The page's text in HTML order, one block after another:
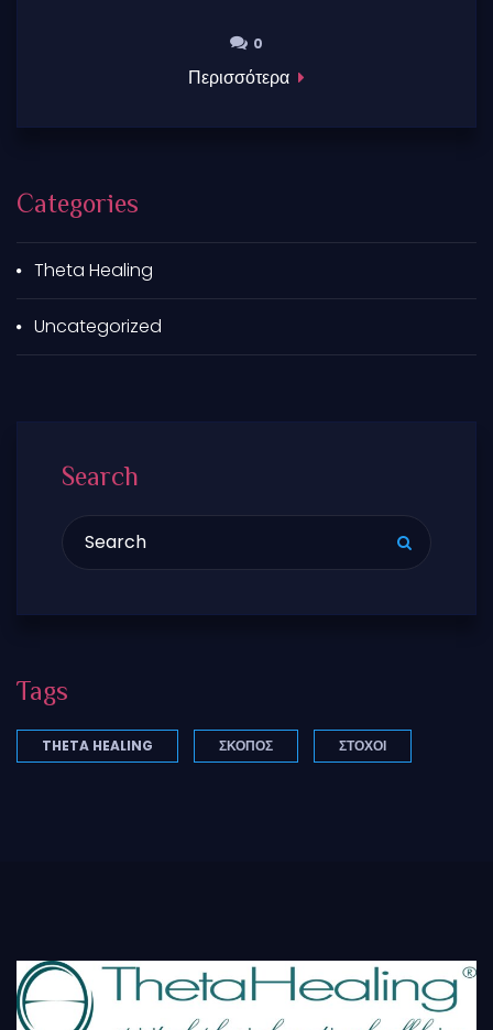
0
0
Περισσότερα
Categories
Theta Healing
Uncategorized
Search
Search for:
Tags
THETA HEALING ΣΚΟΠΌΣ ΣΤΟΧΟΙ